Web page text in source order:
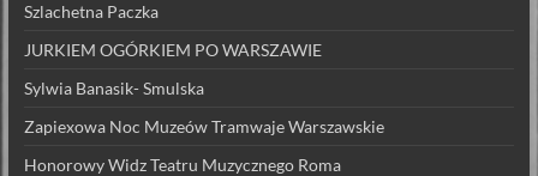
Szlachetna Paczka
JURKIEM OGÓRKIEM PO WARSZAWIE
Sylwia Banasik- Smulska
Zapiexowa Noc Muzeów Tramwaje Warszawskie
Honorowy Widz Teatru Muzycznego Roma